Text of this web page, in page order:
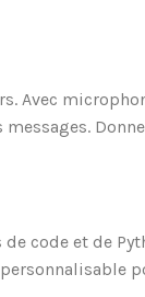
Avec
code et de